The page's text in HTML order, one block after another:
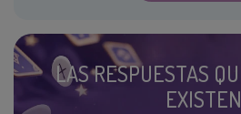
LAS RESPUESTAS
EXISTEN